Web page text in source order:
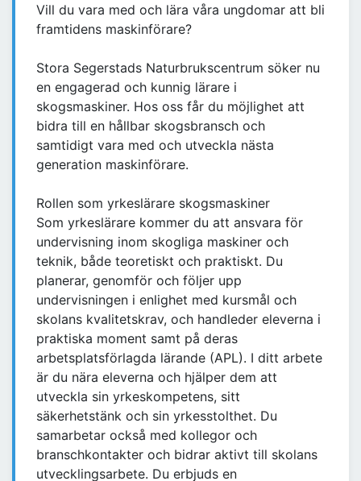
Vill du vara med och lära våra ungdomar att bli
framtidens maskinförare?
Stora Segerstads Naturbrukscentrum söker nu
en engagerad och kunnig lärare i
skogsmaskiner. Hos oss får du möjlighet att
bidra till en hållbar skogsbransch och
samtidigt vara med och utveckla nästa
generation maskinförare.
Rollen som yrkeslärare skogsmaskiner
Som yrkeslärare kommer du att ansvara för
undervisning inom skogliga maskiner och
teknik, både teoretiskt och praktiskt. Du
planerar, genomför och följer upp
undervisningen i enlighet med kursmål och
skolans kvalitetskrav, och handleder eleverna i
praktiska moment samt på deras
arbetsplatsförlagda lärande (APL). I ditt arbete
är du nära eleverna och hjälper dem att
utveckla sin yrkeskompetens, sitt
säkerhetstänk och sin yrkesstolthet. Du
samarbetar också med kollegor och
branschkontakter och bidrar aktivt till skolans
utvecklingsarbete. Du erbjuds en